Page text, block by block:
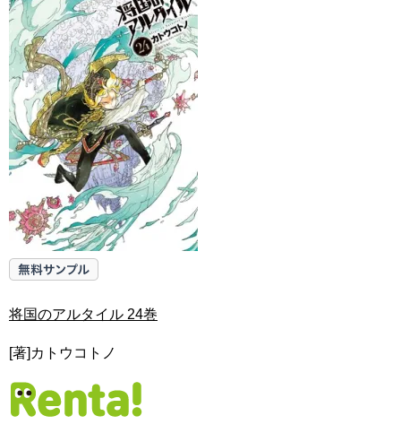
将国のアルタイル 24巻
[著]カトウコトノ